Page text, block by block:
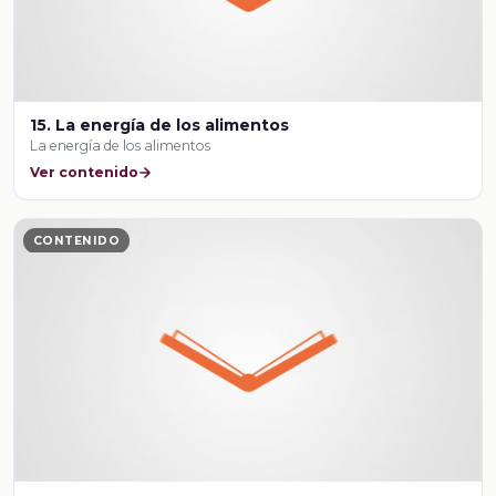
15. La energía de los alimentos
La energía de los alimentos
Ver contenido
CONTENIDO